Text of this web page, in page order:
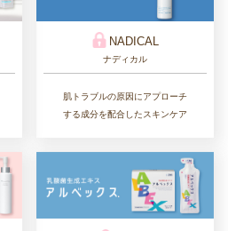
NADICAL
ナディカル
肌トラブルの原因にアプローチ
する成分を配合したスキンケア